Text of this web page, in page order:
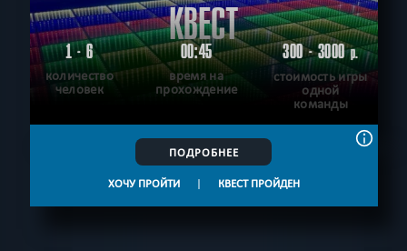
КВЕСТ
1 - 6
количество
человек
00:45
время на
прохождение
300 - 3000р.
стоимость игры
одной
команды
ПОДРОБНЕЕ
ХОЧУ ПРОЙТИ | КВЕСТ ПРОЙДЕН